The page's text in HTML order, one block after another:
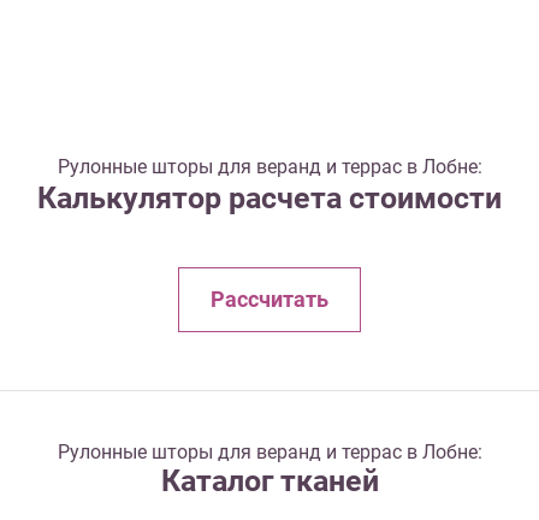
Рулонные шторы для веранд и террас в Лобне:
Калькулятор расчета стоимости
Рассчитать
Рулонные шторы для веранд и террас в Лобне:
Каталог тканей